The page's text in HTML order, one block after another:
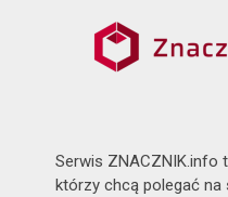
Serwis ZNACZNIK.info
którzy chcą polegać